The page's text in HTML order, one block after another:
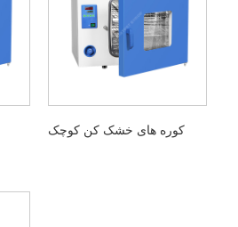
کوره های خشک کن کوچک